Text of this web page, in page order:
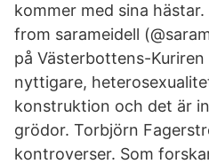
kommer med sina
from sarameidell
på Västerbottens-
nyttigare,
konstruktion och det är
grödor. Torbjörn
kontroverser. Som